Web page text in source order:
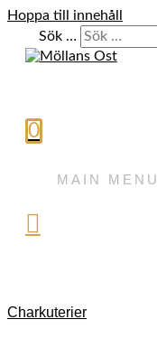
Hoppa till innehåll
Sök …
0
MAIN MENU
Charkuterier